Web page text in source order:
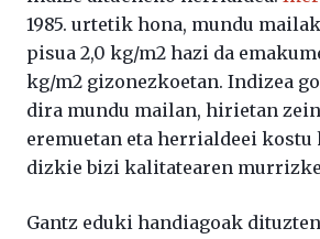
1985. urtetik hona, mundu
pisua 2,0 kg/m2 hazi da
kg/m2 gizonezkoetan. Indizea
dira mundu mailan, hirietan
eremuetan eta herrialdeei
dizkie bizi kalitatearen
Gantz eduki handiagoak